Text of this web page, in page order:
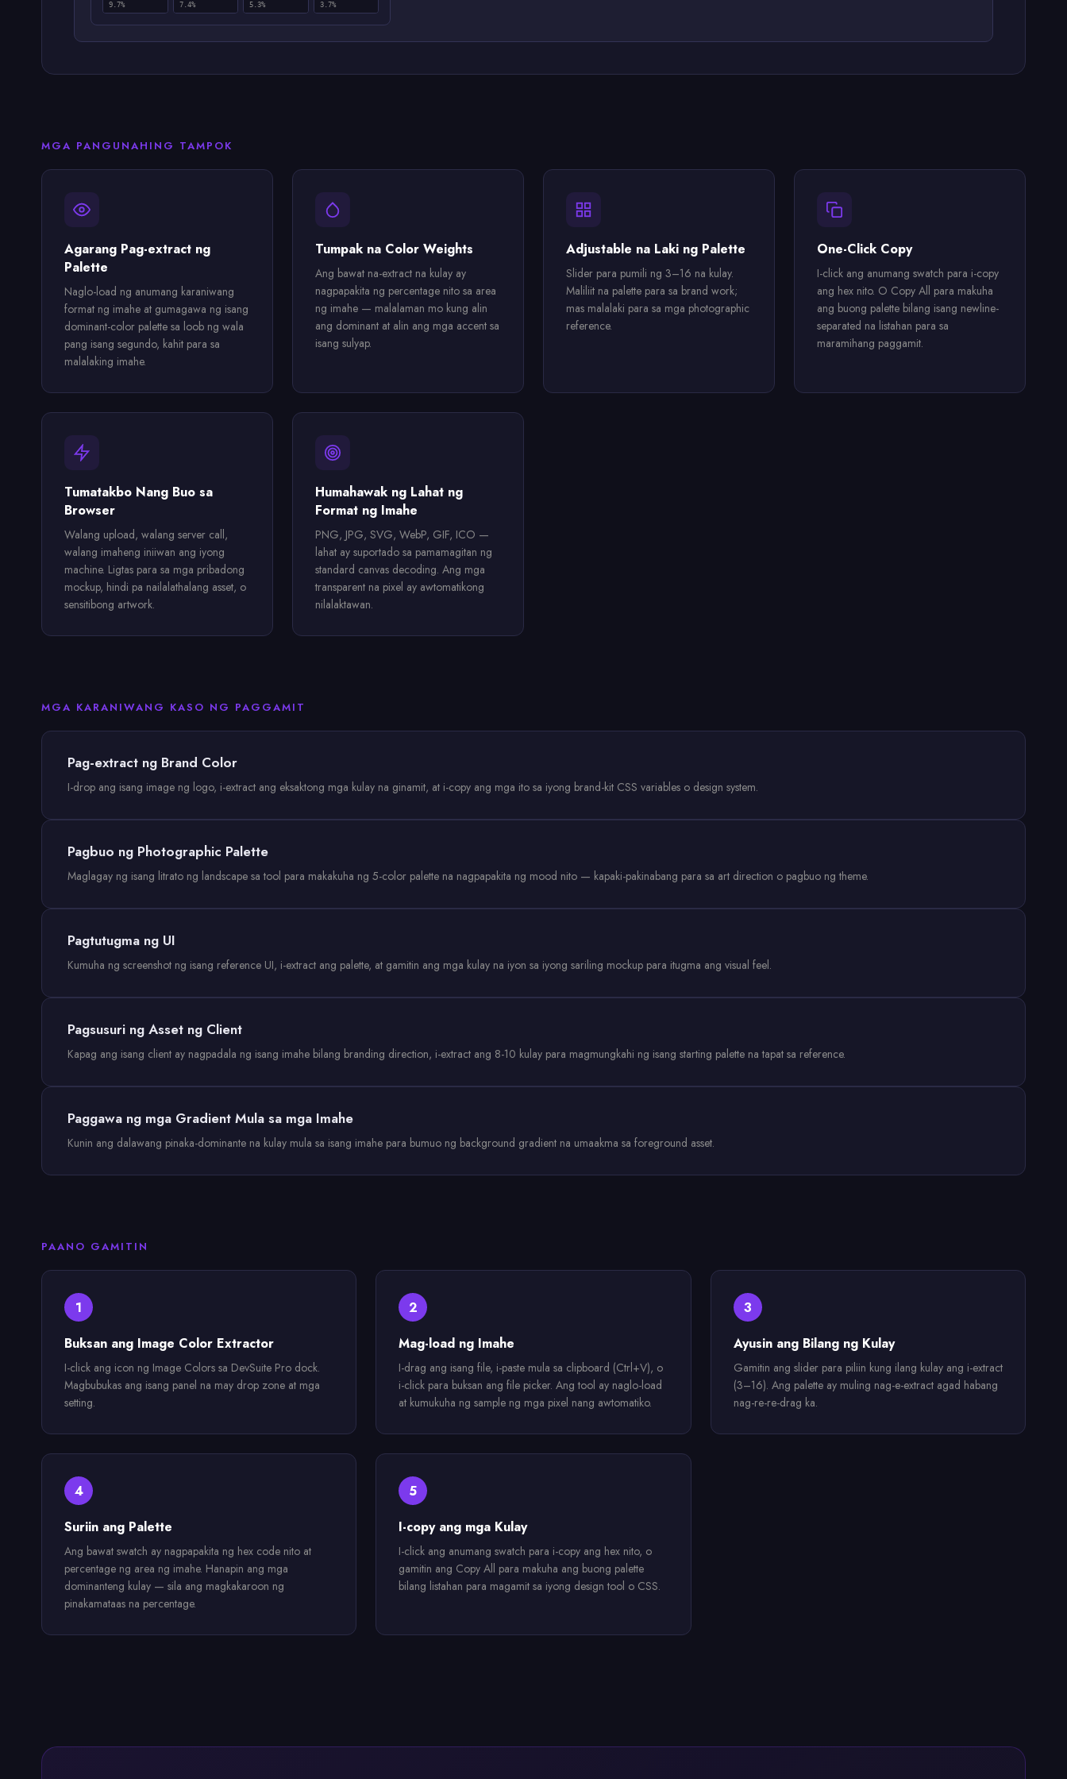
9.7% 7.4% 5.3% 3.7%
MGA PANGUNAHING TAMPOK
Agarang Pag-extract ng
Palette
Naglo-load ng anumang karaniwang
format ng imahe at gumagawa ng isang
dominant-color palette sa loob ng wala
pang isang segundo, kahit para sa
malalaking imahe.
Tumpak na Color Weights
Ang bawat na-extract na kulay ay
nagpapakita ng percentage nito sa area
ng imahe — malalaman mo kung alin
ang dominant at alin ang mga accent sa
isang sulyap.
Adjustable na Laki ng Palette
Slider para pumili ng 3–16 na kulay.
Maliliit na palette para sa brand work;
mas malalaki para sa mga photographic
reference.
One-Click Copy
I-click ang anumang swatch para i-copy
ang hex nito. O Copy All para makuha
ang buong palette bilang isang newline-
separated na listahan para sa
maramihang paggamit.
Tumatakbo Nang Buo sa
Browser
Walang upload, walang server call,
walang imaheng iniiwan ang iyong
machine. Ligtas para sa mga pribadong
mockup, hindi pa nailalathalang asset, o
sensitibong artwork.
Humahawak ng Lahat ng
Format ng Imahe
PNG, JPG, SVG, WebP, GIF, ICO —
lahat ay suportado sa pamamagitan ng
standard canvas decoding. Ang mga
transparent na pixel ay awtomatikong
nilalaktawan.
MGA KARANIWANG KASO NG PAGGAMIT
Pag-extract ng Brand Color
I-drop ang isang image ng logo, i-extract ang eksaktong mga kulay na ginamit, at i-copy ang mga ito sa iyong brand-kit CSS variables o design system.
Pagbuo ng Photographic Palette
Maglagay ng isang litrato ng landscape sa tool para makakuha ng 5-color palette na nagpapakita ng mood nito — kapaki-pakinabang para sa art direction o pagbuo ng theme.
Pagtutugma ng UI
Kumuha ng screenshot ng isang reference UI, i-extract ang palette, at gamitin ang mga kulay na iyon sa iyong sariling mockup para itugma ang visual feel.
Pagsusuri ng Asset ng Client
Kapag ang isang client ay nagpadala ng isang imahe bilang branding direction, i-extract ang 8-10 kulay para magmungkahi ng isang starting palette na tapat sa reference.
Paggawa ng mga Gradient Mula sa mga Imahe
Kunin ang dalawang pinaka-dominante na kulay mula sa isang imahe para bumuo ng background gradient na umaakma sa foreground asset.
PAANO GAMITIN
1
Buksan ang Image Color Extractor
I-click ang icon ng Image Colors sa DevSuite Pro dock.
Magbubukas ang isang panel na may drop zone at mga
setting.
2
Mag-load ng Imahe
I-drag ang isang file, i-paste mula sa clipboard (Ctrl+V), o
i-click para buksan ang file picker. Ang tool ay naglo-load
at kumukuha ng sample ng mga pixel nang awtomatiko.
3
Ayusin ang Bilang ng Kulay
Gamitin ang slider para piliin kung ilang kulay ang i-extract
(3–16). Ang palette ay muling nag-e-extract agad habang
nag-re-re-drag ka.
4
Suriin ang Palette
Ang bawat swatch ay nagpapakita ng hex code nito at
percentage ng area ng imahe. Hanapin ang mga
dominanteng kulay — sila ang magkakaroon ng
pinakamataas na percentage.
5
I-copy ang mga Kulay
I-click ang anumang swatch para i-copy ang hex nito, o
gamitin ang Copy All para makuha ang buong palette
bilang listahan para magamit sa iyong design tool o CSS.